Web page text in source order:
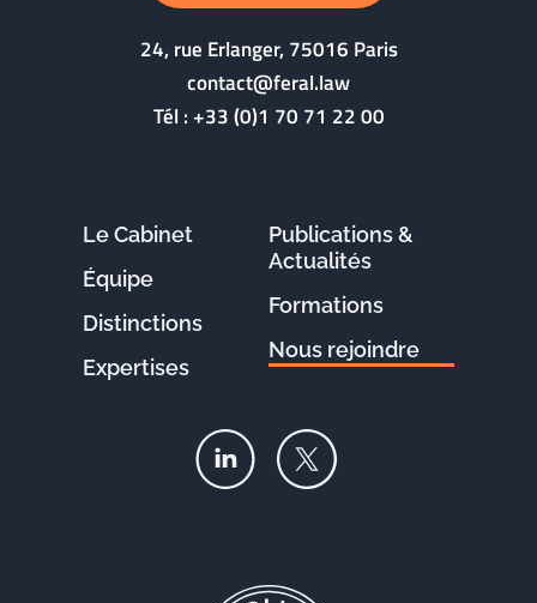
24, rue Erlanger, 75016 Paris
contact@feral.law
Tél :+33 (0)1 70 71 22 00
Le Cabinet
Équipe
Distinctions
Expertises
Publications &
Actualités
Formations
Nous rejoindre